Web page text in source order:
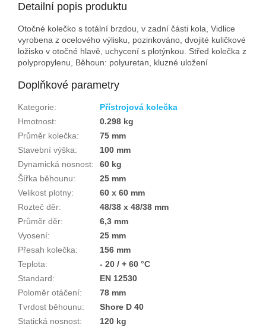
Detailní popis produktu
Otočné kolečko s totální brzdou, v zadní části kola, Vidlice
vyrobena z ocelového výlisku, pozinkováno, dvojité kuličkové
ložisko v otočné hlavě, uchycení s plotýnkou. Střed kolečka z
polypropylenu, Běhoun: polyuretan, kluzné uložení
Doplňkové parametry
Kategorie:
Přístrojová kolečka
Hmotnost:
0.298 kg
Průměr kolečka:
75 mm
Stavební výška:
100 mm
Dynamická nosnost:
60 kg
Šířka běhounu:
25 mm
Velikost plotny:
60 x 60 mm
Rozteč děr:
48/38 x 48/38 mm
Průměr děr:
6,3 mm
Vyosení:
25 mm
Přesah kolečka:
156 mm
Teplota:
- 20 / + 60 °C
Standard:
EN 12530
Poloměr otáčení:
78 mm
Tvrdost běhounu:
Shore D 40
Statická nosnost: 120 kg